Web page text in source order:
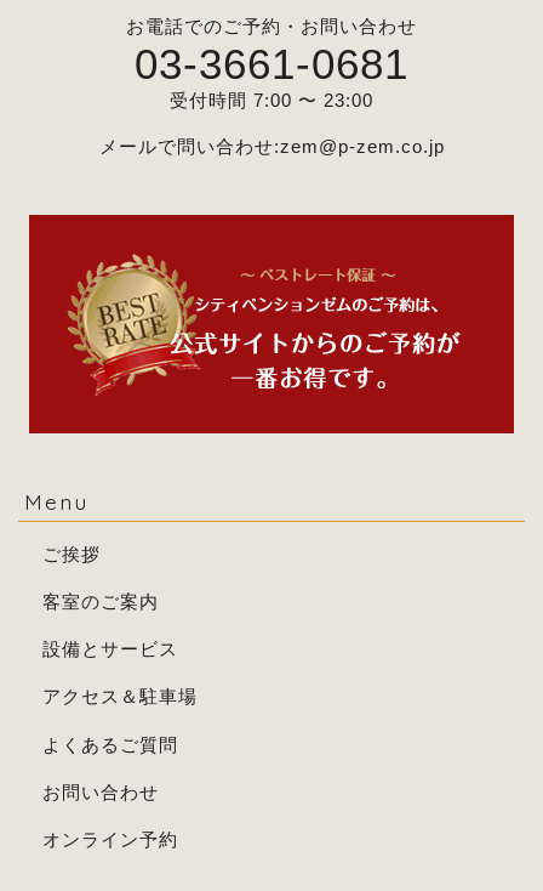
お電話でのご予約・お問い合わせ
03-3661-0681
受付時間 7:00 〜 23:00
メールで問い合わせ:zem@p-zem.co.jp
Menu
ご挨拶
客室のご案内
設備とサービス
アクセス＆駐車場
よくあるご質問
お問い合わせ
オンライン予約